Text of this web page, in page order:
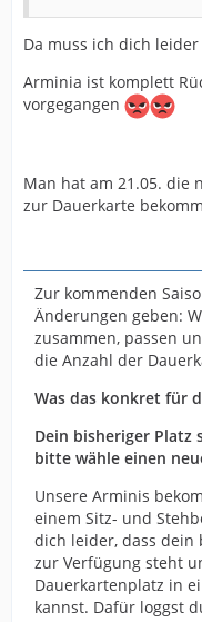
Da muss ich dich
Arminia ist komplett
vorgegangen
Man hat am 21.05. die
zur Dauerkarte
Zur kommenden
Änderungen geben:
zusammen, passen
die Anzahl der
Was das konkret für
Dein bisheriger Platz
bitte wähle einen
Unsere Arminis
einem Sitz- und
dich leider, dass
zur Verfügung steht
Dauerkartenplatz in
kannst. Dafür loggst